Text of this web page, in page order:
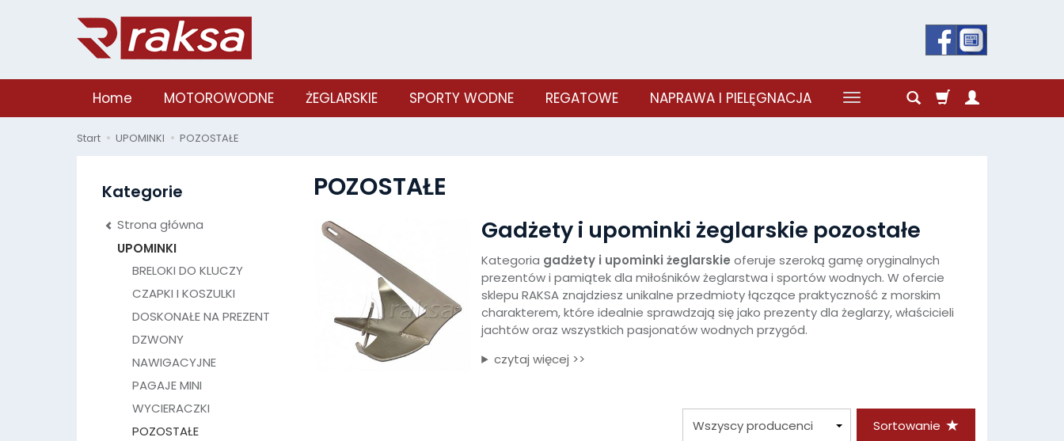
Home MOTOROWODNE ŻEGLARSKIE SPORTY WODNE REGATOWE NAPRAWA I PIELĘGNACJA
Start UPOMINKI POZOSTAŁE
POZOSTAŁE
Gadżety i upominki żeglarskie pozostałe
Kategoria gadżety i upominki żeglarskie oferuje szeroką gamę oryginalnych
prezentów i pamiątek dla miłośników żeglarstwa i sportów wodnych. W ofercie
sklepu RAKSA znajdziesz unikalne przedmioty łączące praktyczność z morskim
charakterem, które idealnie sprawdzają się jako prezenty dla żeglarzy, właścicieli
jachtów oraz wszystkich pasjonatów wodnych przygód.
czytaj więcej >>
Sortowanie
Kategorie
Strona główna
UPOMINKI
BRELOKI DO KLUCZY
CZAPKI I KOSZULKI
DOSKONAŁE NA PREZENT
DZWONY
NAWIGACYJNE
PAGAJE MINI
WYCIERACZKI
POZOSTAŁE